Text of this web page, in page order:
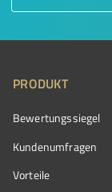
PRODUKT
Bewertungssiegel
Kundenumfragen
Vorteile